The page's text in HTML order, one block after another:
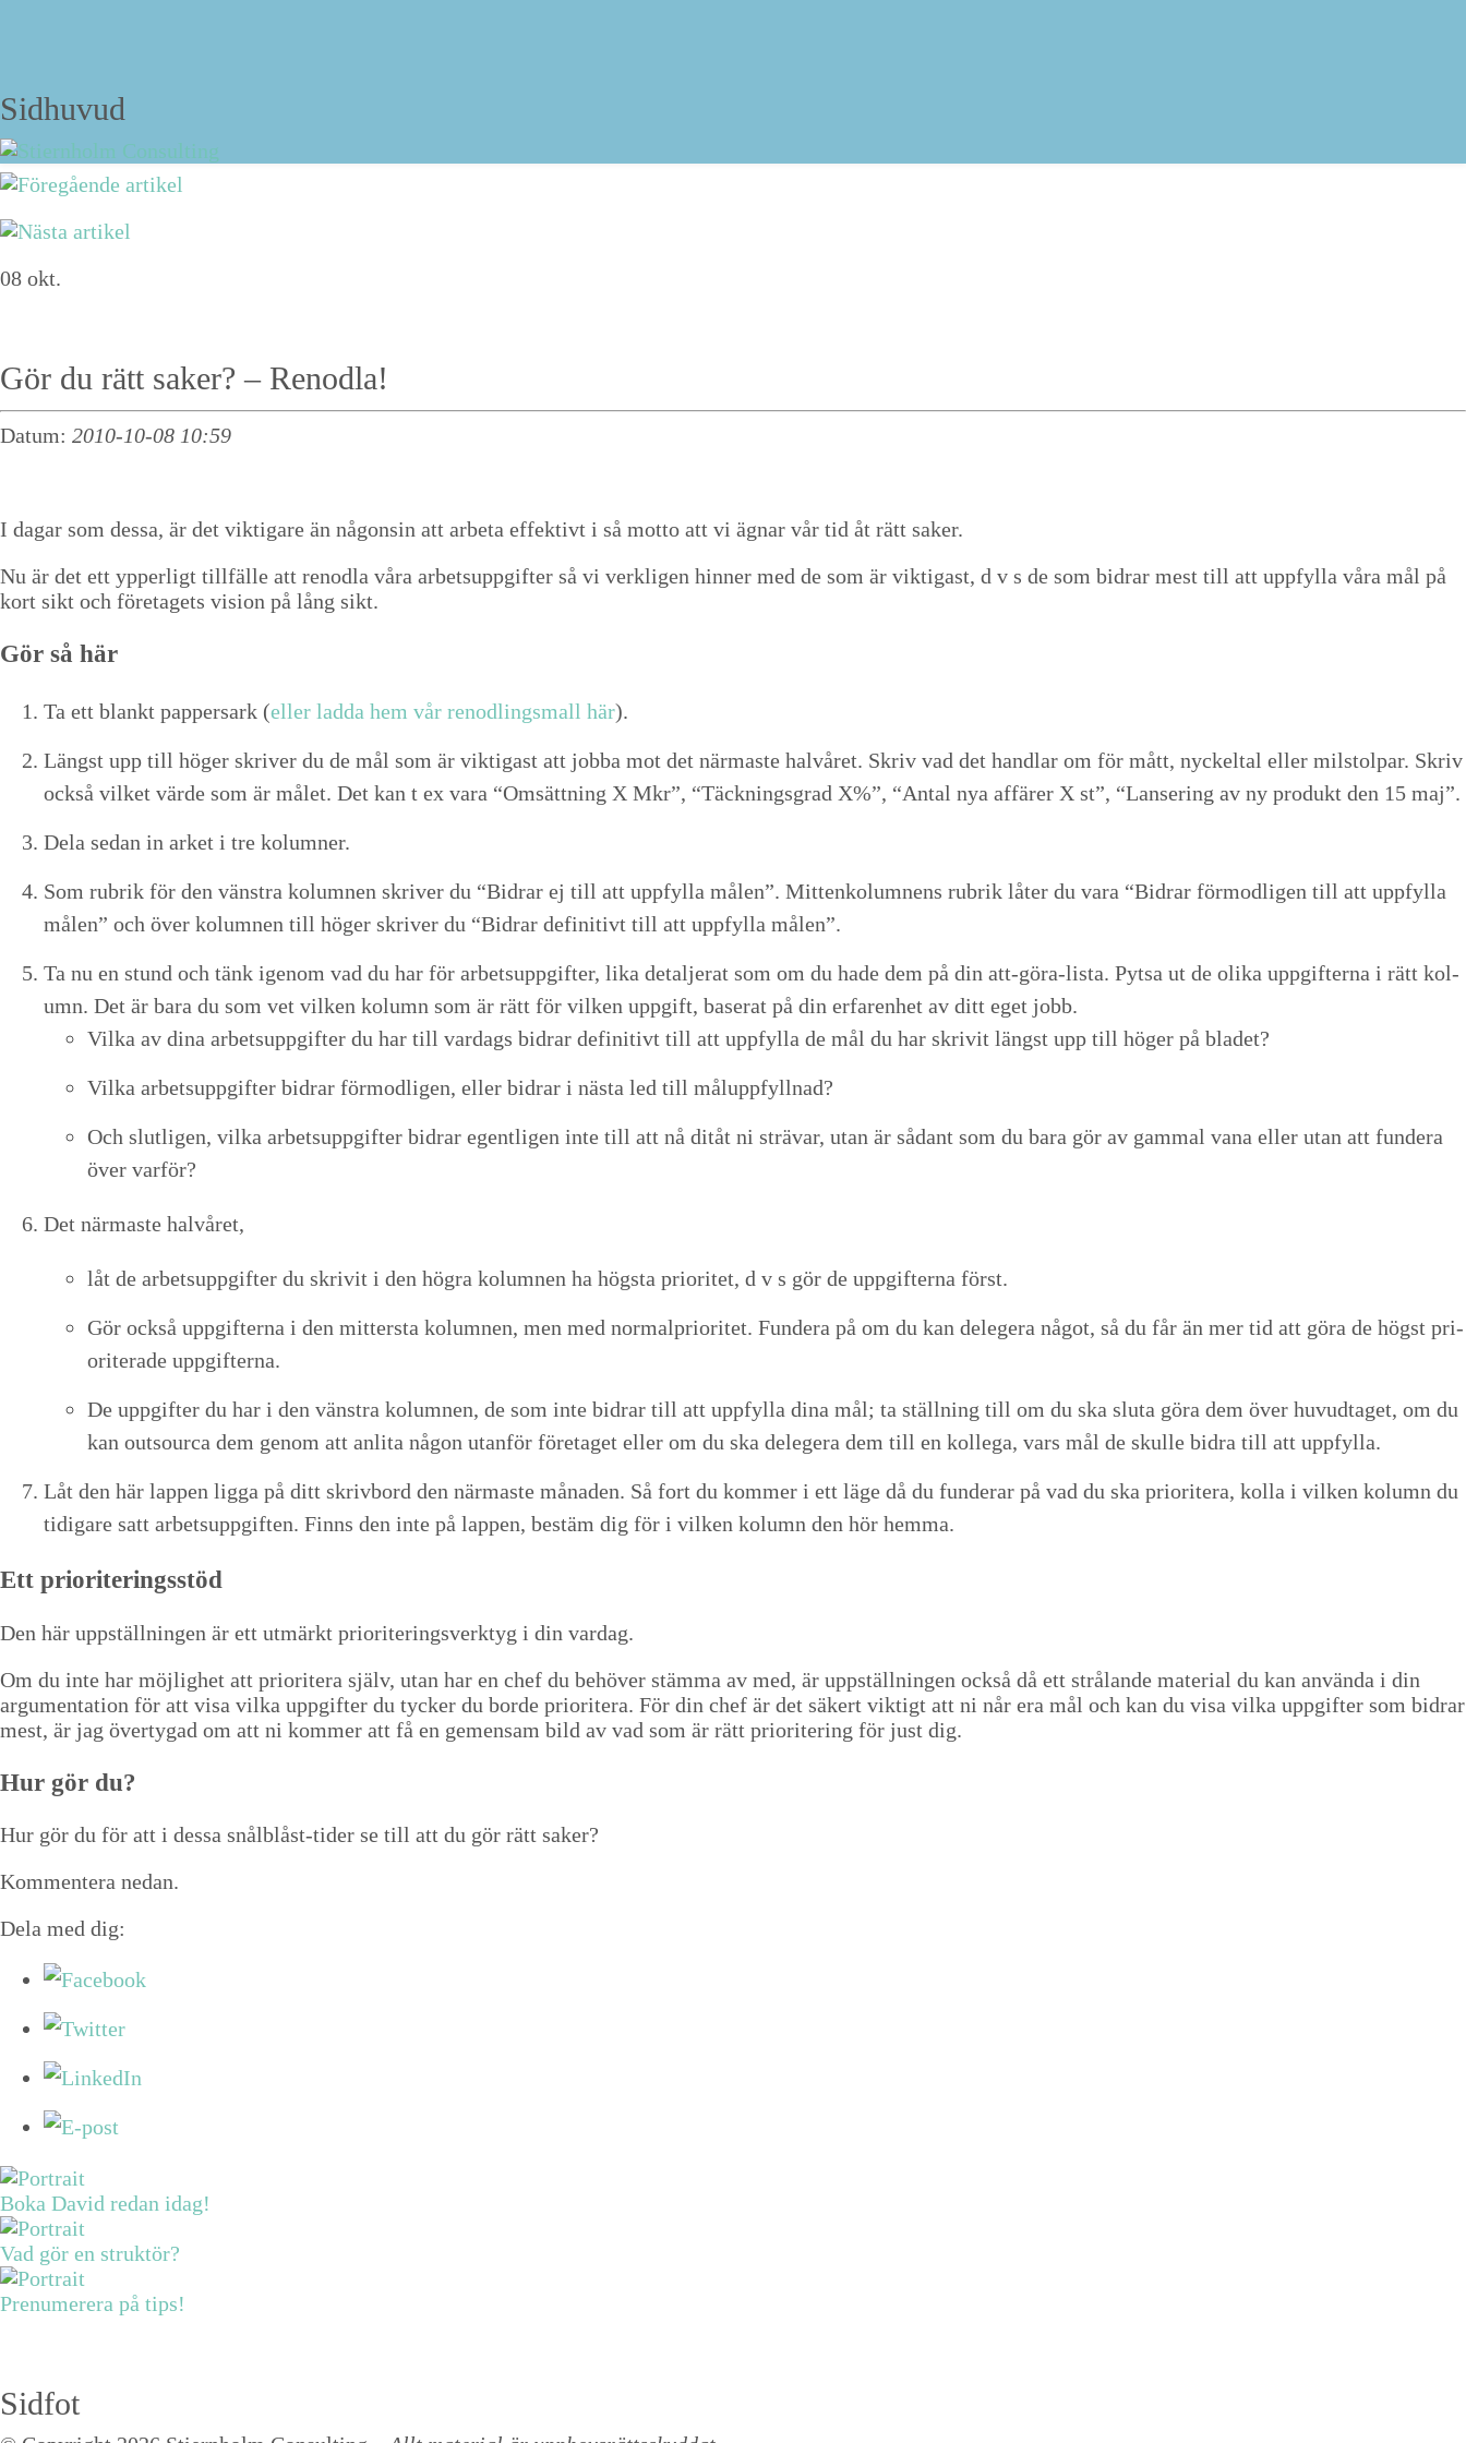
Sidhuvud
Navigering
Personlig strukturträning
Kurs
Strukturtips
Föreläsningar
Shop
Kunder
Press
Sök
Strukturbloggen
08 okt.
Gör du rätt saker? – Renodla!
Datum: 2010-10-08 10:59
I dagar som dessa, är det vik­ti­gare än någon­sin att arbe­ta effek­tivt i så mot­to att vi ägnar vår tid åt rätt saker.
Nu är det ett ypperligt tillfälle att ren­od­la våra arbet­suppgifter så vi verk­li­gen hin­ner med de som är vik­ti­gast, d v s de som bidrar mest till att upp­fyl­la våra mål på
kort sikt och före­tagets vision på lång sikt.
Gör så här
Ta ett blankt pap­per­sark (eller lad­da hem vår ren­odlings­mall här).
Längst upp till höger skriv­er du de mål som är vik­ti­gast att job­ba mot det när­maste halvåret. Skriv vad det hand­lar om för mått, nyck­eltal eller mil­stol­par. Skriv
ock­så vilket värde som är målet. Det kan t ex vara “Omsät­tning X Mkr”, “Täck­n­ings­grad X%”, “Antal nya affär­er X st”, “Lanser­ing av ny pro­dukt den 15 maj”.
Dela sedan in arket i tre kolumner.
Som rubrik för den vän­stra kolum­nen skriv­er du “Bidrar ej till att upp­fyl­la målen”. Mit­tenkolum­nens rubrik låter du vara “Bidrar för­mod­li­gen till att upp­fyl­la
målen” och över kolum­nen till höger skriv­er du “Bidrar defin­i­tivt till att upp­fyl­la målen”.
Ta nu en stund och tänk igenom vad du har för arbet­suppgifter, lika detal­jer­at som om du hade dem på din att-göra-lista. Pyt­sa ut de oli­ka uppgifter­na i rätt kol­
umn. Det är bara du som vet vilken kol­umn som är rätt för vilken uppgift, baser­at på din erfaren­het av ditt eget jobb.
Vil­ka av dina arbet­suppgifter du har till vardags bidrar defin­i­tivt till att upp­fyl­la de mål du har skriv­it längst upp till höger på bladet?
Vil­ka arbet­suppgifter bidrar för­mod­li­gen, eller bidrar i näs­ta led till måluppfyllnad?
Och slut­li­gen, vil­ka arbet­suppgifter bidrar egentli­gen inte till att nå ditåt ni strä­var, utan är sådant som du bara gör av gam­mal vana eller utan att fun­dera
över varför?
Det när­maste halvåret,
låt de arbet­suppgifter du skriv­it i den högra kolum­nen ha högs­ta pri­or­itet, d v s gör de uppgifter­na först.
Gör ock­så uppgifter­na i den mit­ter­s­ta kolum­nen, men med nor­mal­pri­or­itet. Fun­dera på om du kan delegera något, så du får än mer tid att göra de högst pri­
or­it­er­ade uppgifterna.
De uppgifter du har i den vän­stra kolum­nen, de som inte bidrar till att upp­fyl­la dina mål; ta ställ­ning till om du ska slu­ta göra dem över huvud­taget, om du
kan out­sour­ca dem genom att anli­ta någon utan­för före­taget eller om du ska delegera dem till en kol­le­ga, vars mål de skulle bidra till att uppfylla.
Låt den här lap­pen lig­ga på ditt skrivbord den när­maste månaden. Så fort du kom­mer i ett läge då du fun­der­ar på vad du ska pri­or­it­era, kol­la i vilken kol­umn du
tidi­gare satt arbet­suppgiften. Finns den inte på lap­pen, bestäm dig för i vilken kol­umn den hör hemma.
Ett pri­or­i­ter­ingsstöd
Den här upp­ställ­nin­gen är ett utmärkt pri­or­i­ter­ingsverk­tyg i din vardag.
Om du inte har möj­lighet att pri­or­it­era själv, utan har en chef du behöver stäm­ma av med, är upp­ställ­nin­gen ock­så då ett strå­lande mate­r­i­al du kan använ­da i din
argu­men­ta­tion för att visa vil­ka uppgifter du tyck­er du bor­de pri­or­it­era. För din chef är det säk­ert vik­tigt att ni når era mål och kan du visa vil­ka uppgifter som bidrar
mest, är jag över­ty­gad om att ni kom­mer att få en gemen­sam bild av vad som är rätt pri­or­i­ter­ing för just dig.
Hur gör du?
Hur gör du för att i dessa snål­blåst-tider se till att du gör rätt saker?
Kom­mentera nedan.
Dela med dig:
Boka David redan idag!
Vad gör en struktör?
Prenumerera på tips!
Sidfot